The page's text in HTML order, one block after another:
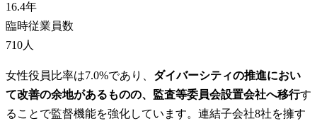
16.4年
臨時従業員数
710人
女性役員比率は7.0%であり、 ダイバーシティの推進におい
て改善の余地があるものの、監査等委員会設置会社へ移行す
ることで監督機能を強化しています。連結子会社8社を擁す